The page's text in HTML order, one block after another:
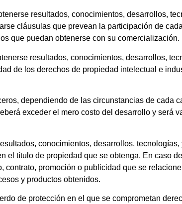
resultados, conocimientos, desarrollos,
cláusulas que prevean la participación de
que puedan obtenerse con su comercialización.
resultados, conocimientos, desarrollos,
de los derechos de propiedad intelectual e
dependiendo de las circunstancias de cada
exceder el mero costo del desarrollo y será
conocimientos, desarrollos,
el título de propiedad que se obtenga. En caso
contrato, promoción o publicidad que se
y productos obtenidos.
de protección en el que se comprometan